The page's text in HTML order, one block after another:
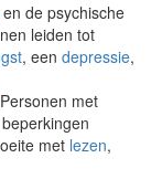
en de psychische
leiden tot
, een depressie,
Personen met
met lezen,